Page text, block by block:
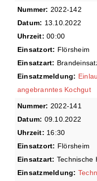
Nummer: 2022-142
Datum: 13.10.2022
Uhrzeit: 00:00
Einsatzort: Flörsheim
Einsatzart:
Einsatzmeldung:
angebranntes Kochgut
Nummer: 2022-141
Datum: 09.10.2022
Uhrzeit: 16:30
Einsatzort: Flörsheim
Einsatzart: Technische
Einsatzmeldung: